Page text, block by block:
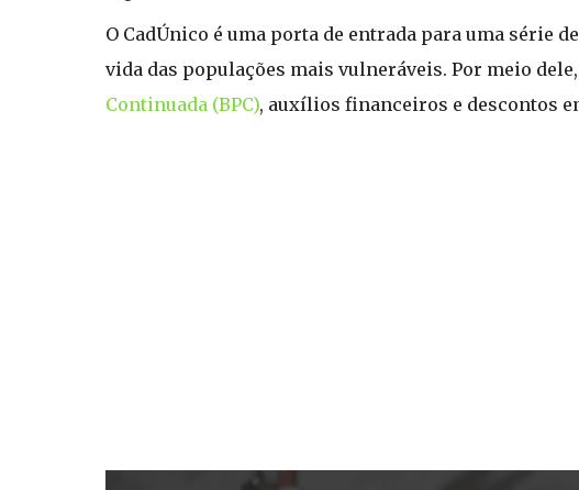
O CadÚnico é uma porta de entrada para uma
vida das populações mais vulneráveis. Por meio
Continuada (BPC), auxílios financeiros e descontos